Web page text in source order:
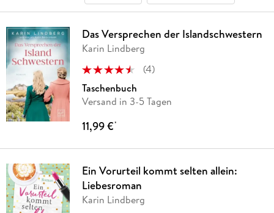
Das Versprechen der Islandschwestern
Karin Lindberg
(4)
Taschenbuch
Versand in 3-5 Tagen
11,99 €*
Ein Vorurteil kommt selten allein:
Liebesroman
Karin Lindberg